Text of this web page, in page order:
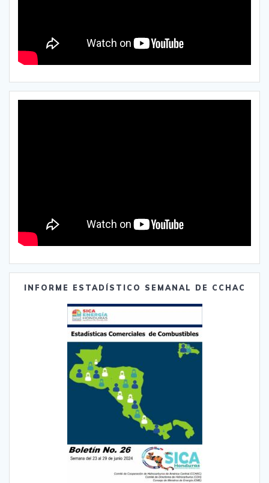
INFORME ESTADÍSTICO SEMANAL DE CCHAC